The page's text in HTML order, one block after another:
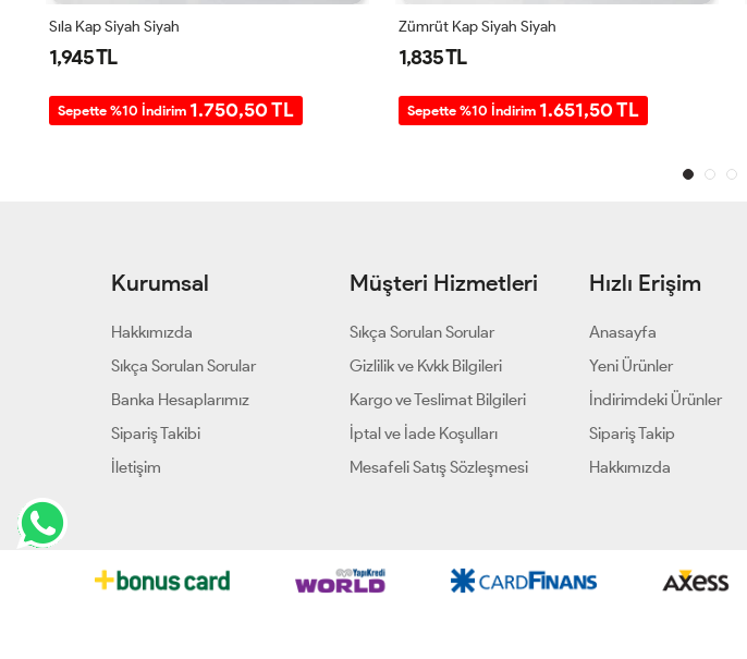
Sıla Kap Siyah Siyah
1,945 TL
Sepette %10 İndirim 1.750,50 TL
Zümrüt Kap Siyah Siyah
1,835 TL
Sepette %10 İndirim 1.651,50 TL
Kurumsal
Hakkımızda
Sıkça Sorulan Sorular
Banka Hesaplarımız
Sipariş Takibi
İletişim
Müşteri Hizmetleri
Sıkça Sorulan Sorular
Gizlilik ve Kvkk Bilgileri
Kargo ve Teslimat Bilgileri
İptal ve İade Koşulları
Mesafeli Satış Sözleşmesi
Hızlı Erişim
Anasayfa
Yeni Ürünler
İndirimdeki Ürünler
Sipariş Takip
Hakkımızda